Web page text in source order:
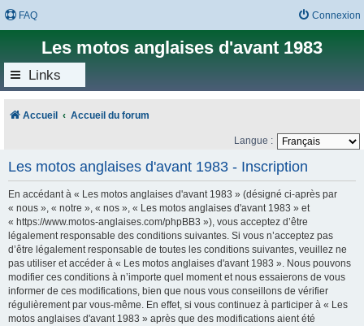
FAQ Connexion
Les motos anglaises d'avant 1983
Links
Accueil Accueil du forum
Langue :
Les motos anglaises d'avant 1983 - Inscription
En accédant à « Les motos anglaises d'avant 1983 » (désigné ci-après par
« nous », « notre », « nos », « Les motos anglaises d'avant 1983 » et
« https://www.motos-anglaises.com/phpBB3 »), vous acceptez d’être
légalement responsable des conditions suivantes. Si vous n’acceptez pas
d’être légalement responsable de toutes les conditions suivantes, veuillez ne
pas utiliser et accéder à « Les motos anglaises d'avant 1983 ». Nous pouvons
modifier ces conditions à n’importe quel moment et nous essaierons de vous
informer de ces modifications, bien que nous vous conseillons de vérifier
régulièrement par vous-même. En effet, si vous continuez à participer à « Les
motos anglaises d'avant 1983 » après que des modifications aient été